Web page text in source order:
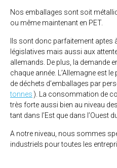
Nos emballages sont soit
ou même maintenant en PET.
Ils sont donc parfaitement aptes
législatives mais aussi aux
allemands. De plus, la demande
chaque année. L’Allemagne est
de déchets d’emballages par
tonnes ). La consommation de
très forte aussi bien au niveau
tant dans l’Est que dans l’Ouest
A notre niveau, nous sommes
industriels pour toutes les